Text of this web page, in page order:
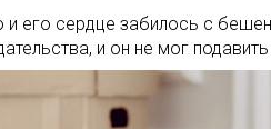
его сердце забилось с
и он не мог